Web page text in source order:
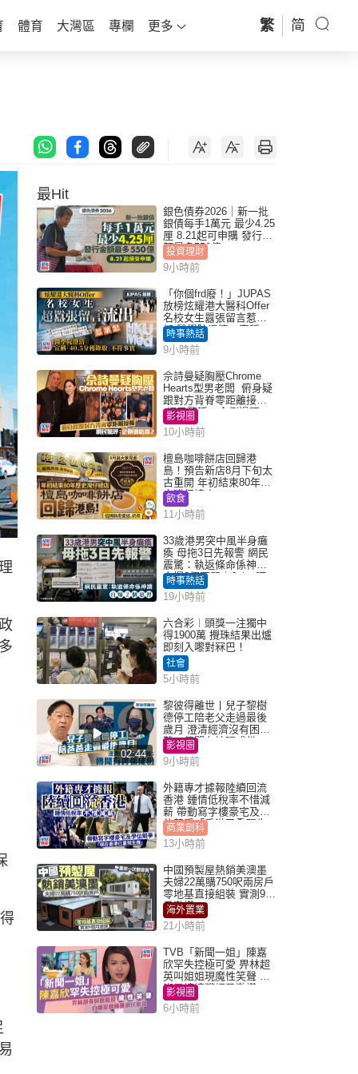
體育 大灣區 專欄 更多 繁 简
最Hit
銀色債券2026｜新一批
銀債每手1萬元 最少4.25
厘 8.21起可申購 發行金
額最多550億
投資理財
9小時前
「你個frd廢！」JUPAS
放榜炫耀港大醫科Offer
名校女生囂張留言惹眾
怒 醫學院澄清：宣稱
「40.5分獲錄取」不符事
實｜Juicy叮
時事熱話
9小時前
佘詩曼疑胸壓Chrome
Hearts型男老闆 俯身疑
跟對方背脊零距離接觸
網民驚呼：企側邊唔
得？
影視圈
10小時前
檀島咖啡餅店回歸港
島！預告新店8月下旬太
古重開 年初結束80年歷
史灣仔總店
飲食
11小時前
33歲港男突中風半身癱
瘓 母拖3日先報警 網民
震驚：執返條命係神蹟
自爆2個惡習｜Juicy叮
時事熱話
19小時前
六合彩︱頭獎一注獨中
得1900萬 攪珠結果出爐
即刻入嚟對冧巴！
社會
5小時前
02:44
黎彼得離世丨兒子黎樹
德停工陪老父走過最後
歲月 澄清經濟沒有困
難：傳聞有誇張成份
影視圈
9小時前
外籍專才據報陸續回流
香港 鍾情低稅率不惜減
薪 帶動寫字樓豪宅及學
位競爭「香港已重現生
機」
商業創科
13小時前
中國預製屋熱銷美澳墨
夫婦22萬購750呎兩房戶
零地基直接組裝 實測9個
月激讚
海外置業
21小時前
TVB「新聞一姐」陳嘉
欣罕失控極可愛 畀林超
英叫姐姐現魔性笑聲 自
嘲是姨姨獲網民激讚
影視圈
6小時前